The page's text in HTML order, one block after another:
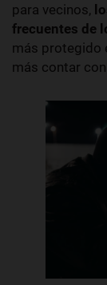
para vecinos,
frecuentes de
más protegido
más contar